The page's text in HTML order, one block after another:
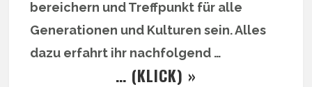
bereichern und Treffpunkt für alle
Generationen und Kulturen sein. Alles
dazu erfahrt ihr nachfolgend …
… (KLICK) »